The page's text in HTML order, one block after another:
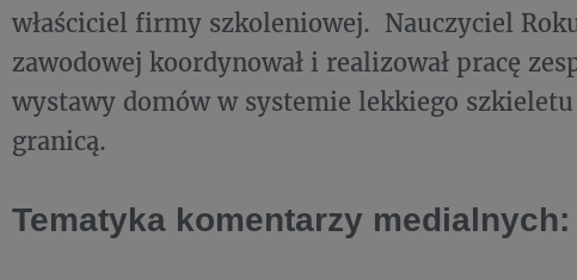
właściciel firmy szkoleniowej. Nauczyciel
zawodowej koordynował i realizował pracę
wystawy domów w systemie lekkiego
granicą.
Tematyka komentarzy medialnych: